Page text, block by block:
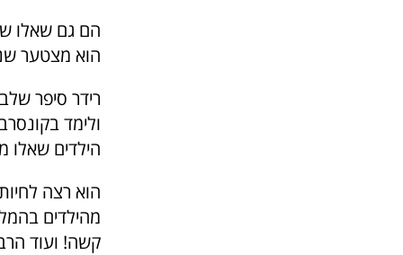
הם גם שאלו
הוא מצטער
רידר סיפר
ולימד
הילדים שאלו
הוא רצה
מהילדים
קשה! ועוד